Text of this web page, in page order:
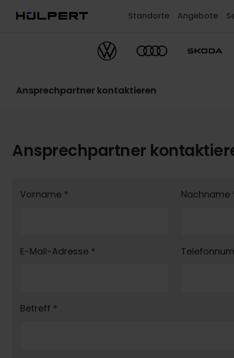
Standorte Angebote
Ansprechpartner kontaktieren
Ansprechpartner
Vorname * Nachname
E-Mail-Adresse *
Betreff *